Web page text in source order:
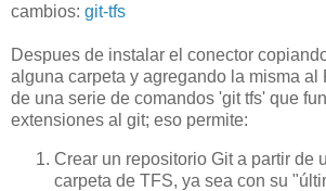
cambios: git-tfs
Despues de instalar el conector
alguna carpeta y agregando la misma al
de una serie de comandos 'git tfs' que
extensiones al git; eso permite:
Crear un repositorio Git a partir de
carpeta de TFS, ya sea con su